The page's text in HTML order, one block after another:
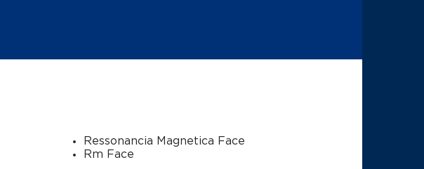
Ressonancia Magnetica Face
Rm Face